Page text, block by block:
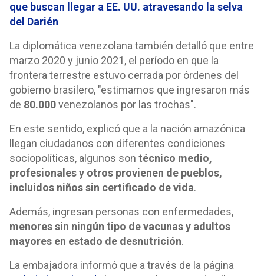
que buscan llegar a EE. UU. atravesando la selva
del Darién
La diplomática venezolana también detalló que entre
marzo 2020 y junio 2021, el período en que la
frontera terrestre estuvo cerrada por órdenes del
gobierno brasilero, "estimamos que ingresaron más
de 80.000venezolanos por las trochas".
En este sentido, explicó que a la nación amazónica
llegan ciudadanos con diferentes condiciones
sociopolíticas, algunos son técnico medio,
profesionales y otros provienen de pueblos,
incluidos niños sin certificado de vida.
Además, ingresan personas con enfermedades,
menores sin ningún tipo de vacunas y adultos
mayores en estado de desnutrición.
La embajadora informó que a través de la página